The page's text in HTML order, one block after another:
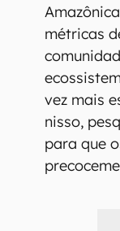
métricas
vez mais
nisso,
para que